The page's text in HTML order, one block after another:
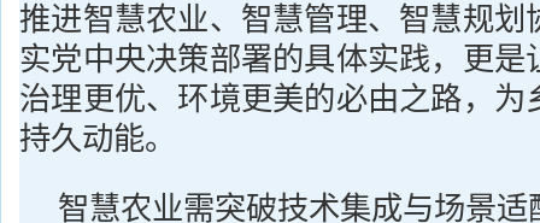
推进智慧农业、智慧管理、智慧规划
实党中央决策部署的具体实践，更是
治理更优、环境更美的必由之路，为
持久动能。
智慧农业需突破技术集成与场景